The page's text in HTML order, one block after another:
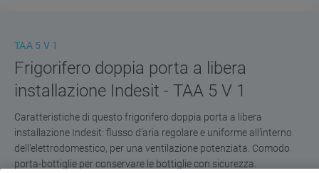
TAA 5 V 1
Frigorifero doppia porta a libera
installazione Indesit - TAA 5 V 1
Caratteristiche di questo frigorifero doppia porta a libera
installazione Indesit: flusso d’aria regolare e uniforme all’interno
dell'elettrodomestico, per una ventilazione potenziata. Comodo
porta-bottiglie per conservare le bottiglie con sicurezza.